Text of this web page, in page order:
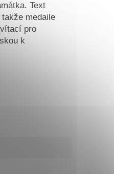
Text
medaile
pro
k